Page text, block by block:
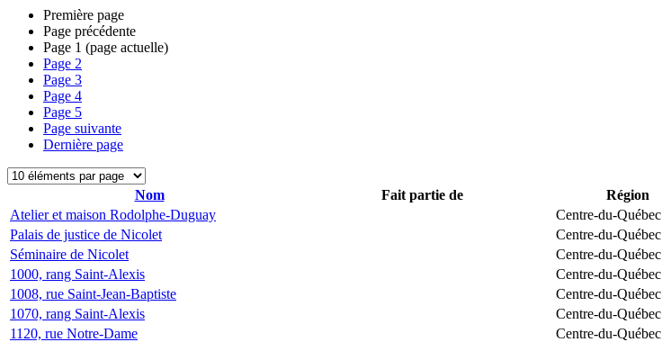
Première page
Page précédente
Page 1 (page actuelle)
Page 2
Page 3
Page 4
Page 5
Page suivante
Dernière page
Nom Fait partie de Région
Atelier et maison Rodolphe-Duguay
Centre-du-Québec
Palais de justice de Nicolet
Centre-du-Québec
Séminaire de Nicolet
Centre-du-Québec
1000, rang Saint-Alexis
Centre-du-Québec
1008, rue Saint-Jean-Baptiste
Centre-du-Québec
1070, rang Saint-Alexis
Centre-du-Québec
1120, rue Notre-Dame
Centre-du-Québec